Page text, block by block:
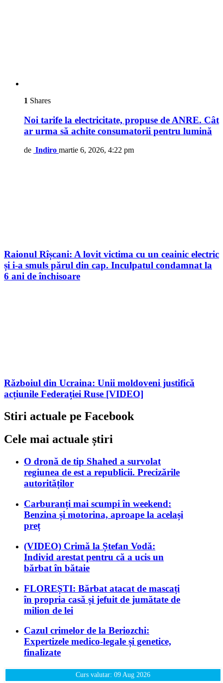
1 Shares
Noi tarife la electricitate, propuse de ANRE. Cât
ar urma să achite consumatorii pentru lumină
de Indiro martie 6, 2026, 4:22 pm
Raionul Rîșcani: A lovit victima cu un ceainic electric
și i-a smuls părul din cap. Inculpatul condamnat la
6 ani de închisoare
Războiul din Ucraina: Unii moldoveni justifică
acțiunile Federației Ruse [VIDEO]
Stiri actuale pe Facebook
Cele mai actuale știri
O dronă de tip Shahed a survolat
regiunea de est a republicii. Precizările
autorităților
Carburanți mai scumpi în weekend:
Benzina și motorina, aproape la același
preț
(VIDEO) Crimă la Ștefan Vodă:
Individ arestat pentru că a ucis un
bărbat în bătaie
FLOREȘTI: Bărbat atacat de mascați
în propria casă și jefuit de jumătate de
milion de lei
Cazul crimelor de la Beriozchi:
Expertizele medico-legale și genetice,
finalizate
Curs valutar: 09 Aug 2026